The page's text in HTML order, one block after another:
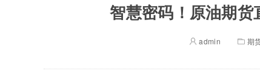
智慧密码！原油期货
admin 期